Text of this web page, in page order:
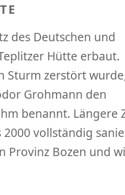
des Deutschen und
Hütte erbaut.
Sturm zerstört
Grohmann den
benannt. Längere
vollständig
Provinz Bozen und